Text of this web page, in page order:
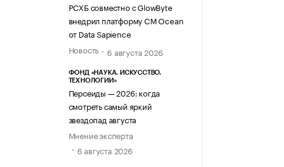
РСХБ совместно с GlowByte
внедрил платформу CM Ocean
от Data Sapience
Новость
6 августа 2026
ФОНД «НАУКА. ИСКУССТВО.
ТЕХНОЛОГИИ»
Персеиды — 2026: когда
смотреть самый яркий
звездопад августа
Мнение эксперта
6 августа 2026